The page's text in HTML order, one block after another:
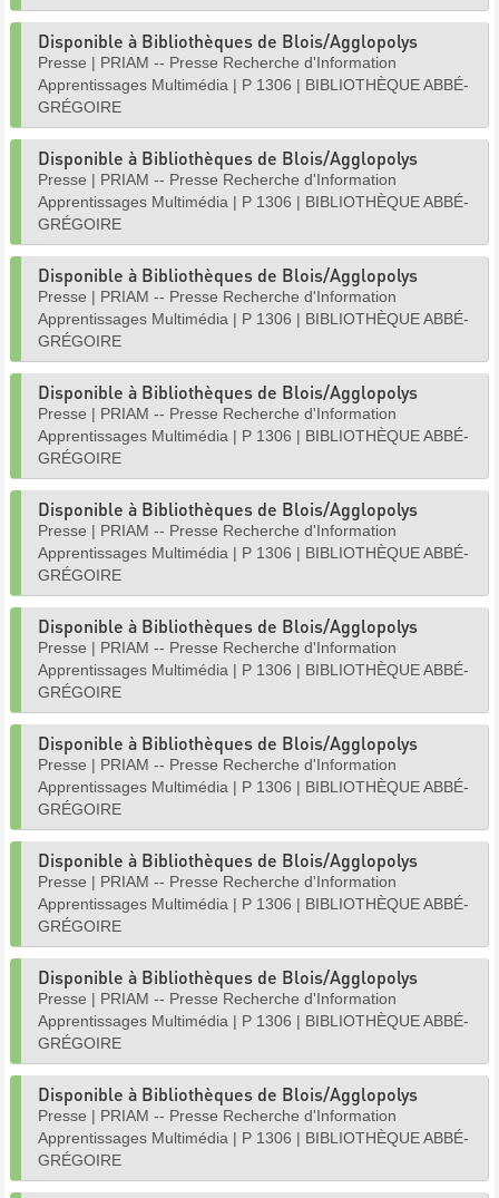
Disponible à Bibliothèques de Blois/Agglopolys
Presse | PRIAM -- Presse Recherche d'Information
Apprentissages Multimédia | P 1306 | BIBLIOTHÈQUE ABBÉ-
GRÉGOIRE
Disponible à Bibliothèques de Blois/Agglopolys
Presse | PRIAM -- Presse Recherche d'Information
Apprentissages Multimédia | P 1306 | BIBLIOTHÈQUE ABBÉ-
GRÉGOIRE
Disponible à Bibliothèques de Blois/Agglopolys
Presse | PRIAM -- Presse Recherche d'Information
Apprentissages Multimédia | P 1306 | BIBLIOTHÈQUE ABBÉ-
GRÉGOIRE
Disponible à Bibliothèques de Blois/Agglopolys
Presse | PRIAM -- Presse Recherche d'Information
Apprentissages Multimédia | P 1306 | BIBLIOTHÈQUE ABBÉ-
GRÉGOIRE
Disponible à Bibliothèques de Blois/Agglopolys
Presse | PRIAM -- Presse Recherche d'Information
Apprentissages Multimédia | P 1306 | BIBLIOTHÈQUE ABBÉ-
GRÉGOIRE
Disponible à Bibliothèques de Blois/Agglopolys
Presse | PRIAM -- Presse Recherche d'Information
Apprentissages Multimédia | P 1306 | BIBLIOTHÈQUE ABBÉ-
GRÉGOIRE
Disponible à Bibliothèques de Blois/Agglopolys
Presse | PRIAM -- Presse Recherche d'Information
Apprentissages Multimédia | P 1306 | BIBLIOTHÈQUE ABBÉ-
GRÉGOIRE
Disponible à Bibliothèques de Blois/Agglopolys
Presse | PRIAM -- Presse Recherche d'Information
Apprentissages Multimédia | P 1306 | BIBLIOTHÈQUE ABBÉ-
GRÉGOIRE
Disponible à Bibliothèques de Blois/Agglopolys
Presse | PRIAM -- Presse Recherche d'Information
Apprentissages Multimédia | P 1306 | BIBLIOTHÈQUE ABBÉ-
GRÉGOIRE
Disponible à Bibliothèques de Blois/Agglopolys
Presse | PRIAM -- Presse Recherche d'Information
Apprentissages Multimédia | P 1306 | BIBLIOTHÈQUE ABBÉ-
GRÉGOIRE